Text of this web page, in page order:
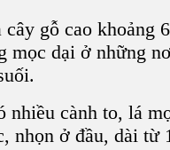
cây gỗ cao khoảng
mọc dại ở những
nhiều cành to, lá
nhọn ở đầu, dài từ